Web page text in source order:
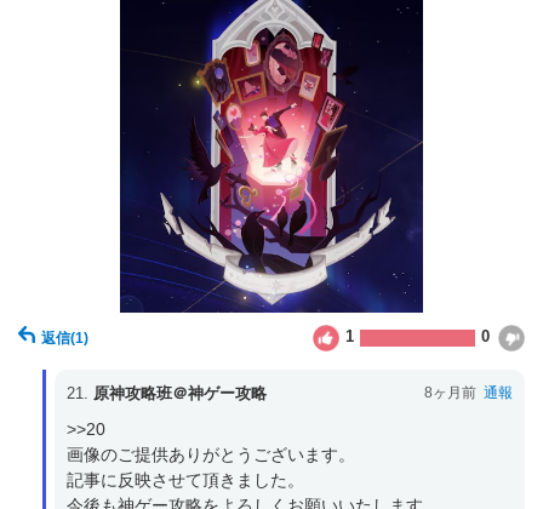
返信(1) 1 0
21. 原神攻略班＠神ゲー攻略 8ヶ月前 通報
>>20
画像のご提供ありがとうございます。
記事に反映させて頂きました。